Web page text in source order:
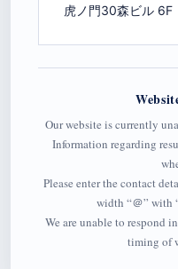
虎ノ門30森ビル 6F
Our website is currently
Information regarding
Please enter the contact
width “＠” with
We are unable to respond
timing of